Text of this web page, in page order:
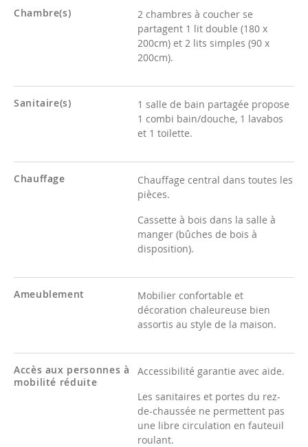
Chambre(s)
2 chambres à coucher se
partagent 1 lit double (180 x
200cm) et 2 lits simples (90 x
200cm).
Sanitaire(s)
1 salle de bain partagée propose
1 combi bain/douche, 1 lavabos
et 1 toilette.
Chauffage
Chauffage central dans toutes les
pièces.
Cassette à bois dans la salle à
manger (bûches de bois à
disposition).
Ameublement
Mobilier confortable et
décoration chaleureuse bien
assortis au style de la maison.
Accès aux personnes à
mobilité réduite
Accessibilité garantie avec aide.
Les sanitaires et portes du rez-
de-chaussée ne permettent pas
une libre circulation en fauteuil
roulant.